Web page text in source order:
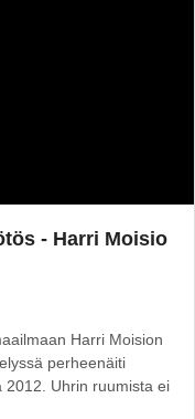
- Harri Moisio
Harri Moision
perheenäiti
2012. Uhrin ruumista ei